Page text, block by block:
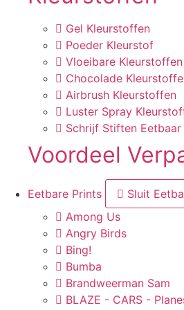
Gel Kleurstoffen
Poeder Kleurstof
Vloeibare Kleurstoffen
Chocolade
Airbrush Kleurstoffen
Luster Spray
Schrijf Stiften Eetbaar
Voordeel
Eetbare Prints Sluit
Among Us
Angry Birds
Bing!
Bumba
Brandweerman Sam
BLAZE - CARS -